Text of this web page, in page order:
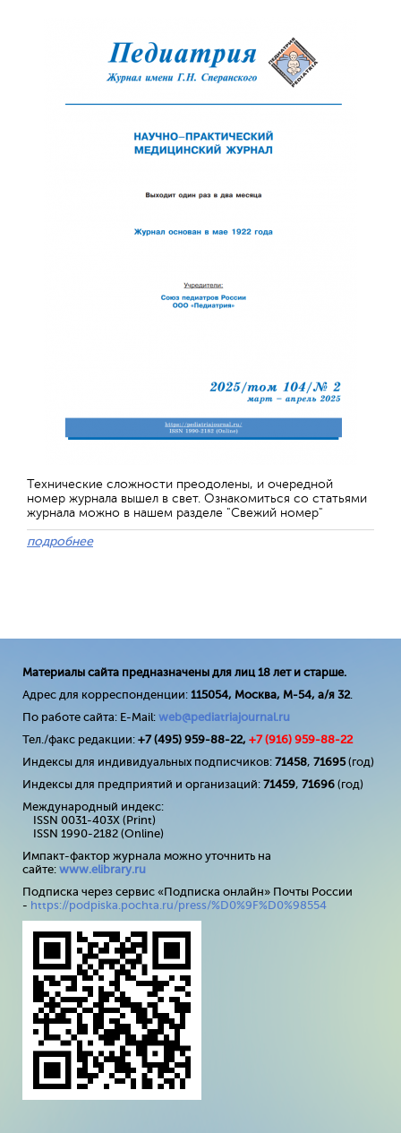
Технические сложности преодолены, и очередной
номер журнала вышел в свет. Ознакомиться со статьями
журнала можно в нашем разделе "Свежий номер"
подробнее
Материалы сайта предназначены для лиц 18 лет и старше.
Адрес для корреспонденции: 115054, Москва, М-54, а/я 32.
По работе сайта: E-Mail: web@pediatriajournal.ru
Тел./факс редакции: +7 (495) 959-88-22, +7 (916) 959-88-22
Индексы для индивидуальных подписчиков: 71458, 71695(год)
Индексы для предприятий и организаций: 71459, 71696 (год)
Международный индекс:
ISSN 0031-403X (Print)
ISSN 1990-2182 (Online)
Импакт-фактор журнала можно уточнить на
сайте: www.elibrary.ru
Подписка через сервис «Подписка онлайн» Почты России
- https://podpiska.pochta.ru/press/%D0%9F%D0%98554